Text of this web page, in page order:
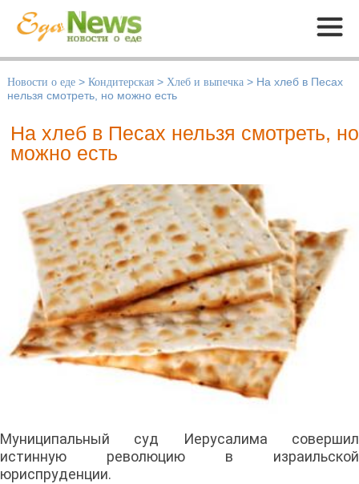
Меню
Новости о еде > Кондитерская > Хлеб и выпечка > На хлеб в Песах
нельзя смотреть, но можно есть
На хлеб в Песах нельзя смотреть, но
можно есть
Муниципальный суд Иерусалима совершил
истинную революцию в израильской
юриспруденции.